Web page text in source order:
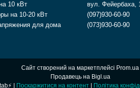
10 кВт
на 10-20 кВт
для дома
вул. Фейербаха,
(097)930-60-90
(073)930-60-90
Сайт створений на маркетплейсі Prom.ua
Продавець на Bigl.ua
Поскаржитися на контент Політика